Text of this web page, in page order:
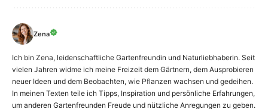
Zena
Ich bin Zena, leidenschaftliche Gartenfreundin und Naturliebhaberin. Seit
vielen Jahren widme ich meine Freizeit dem Gärtnern, dem Ausprobieren
neuer Ideen und dem Beobachten, wie Pflanzen wachsen und gedeihen.
In meinen Texten teile ich Tipps, Inspiration und persönliche Erfahrungen,
um anderen Gartenfreunden Freude und nützliche Anregungen zu geben.